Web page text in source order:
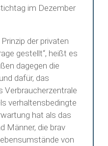
im Dezember
der privaten
gestellt“, heißt es
dagegen die
dafür, das
Verbraucherzentrale
verhaltensbedingte
hat als das
Männer, die brav
von